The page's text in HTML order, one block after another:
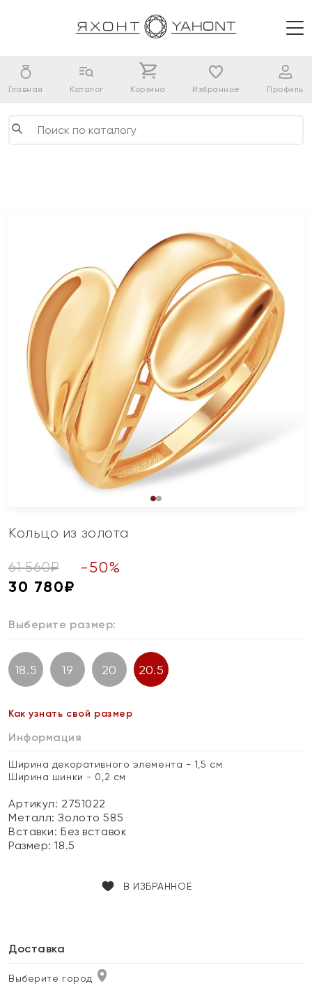
Главная Каталог Корзина Избранное Профиль
Кольцо из золота
61 560₽ -50%
30 780₽
Выберите размер:
18.5 19 20 20.5
Как узнать свой размер
Информация
Ширина декоративного элемента - 1,5 см
Ширина шинки - 0,2 см
Артикул: 2751022
Металл:Золото 585
Вставки:Без вставок
Размер:18.5
В ИЗБРАННОЕ
Доставка
Выберите город